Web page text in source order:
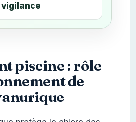
vigilance
piscine : rôle
de